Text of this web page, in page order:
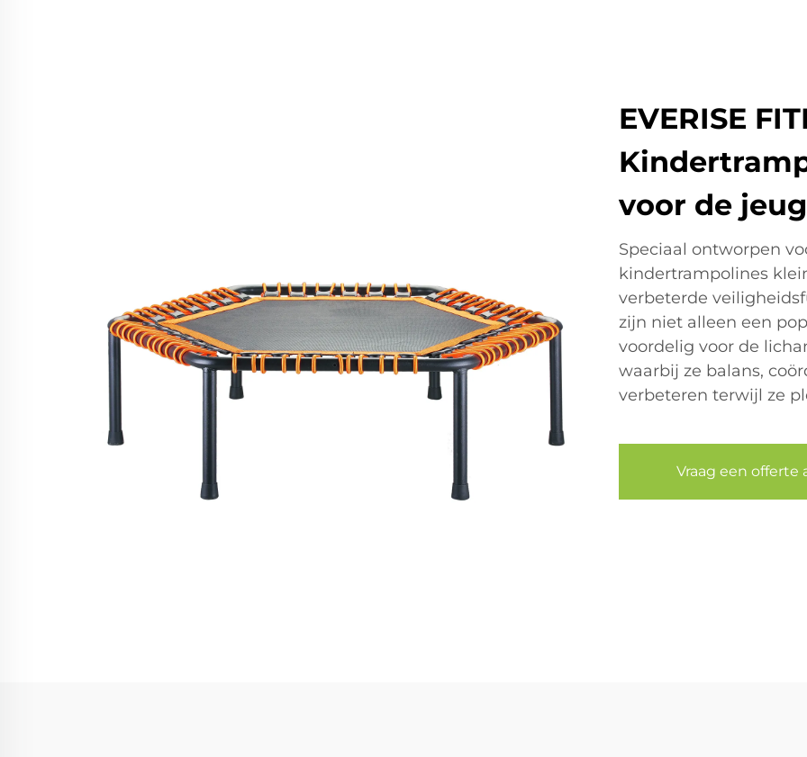
EVERISE
voor de
Speciaal ontworpen
kindertrampolines
verbeterde
zijn niet alleen een
voordelig voor de
waarbij ze balans,
verbeteren terwijl ze
Vraag een offerte